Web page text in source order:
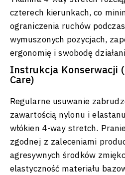
czterech kierunkach, co
ograniczenia ruchów
wymuszonych pozycjach,
ergonomię i swobodę
Instrukcja Konserwacji
Care)
Regularne usuwanie
zawartością nylonu i
włókien 4-way stretch.
zgodnej z zaleceniami
agresywnych środków
elastyczność materiału